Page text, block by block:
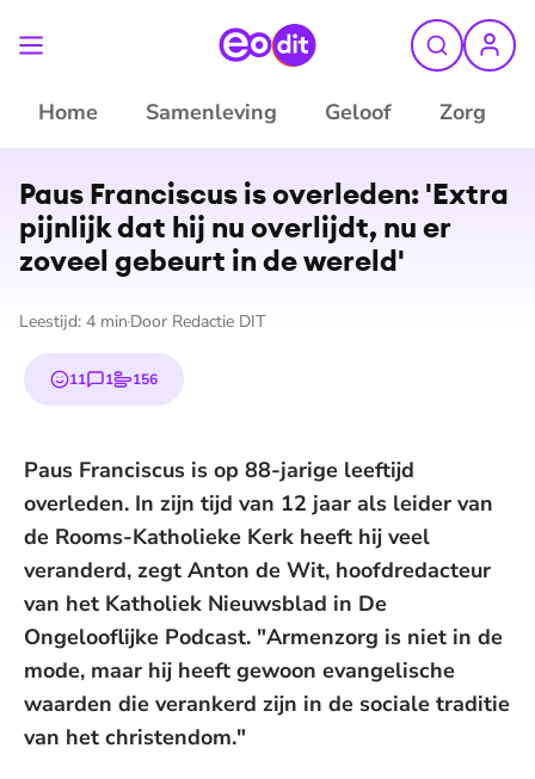
Home Samenleving Geloof Zorg
©
Paus Franciscus is overleden: 'Extra
pijnlijk dat hij nu overlijdt, nu er
zoveel gebeurt in de wereld'
Leestijd: 4 min Door Redactie DIT
11
emojis1
reactie156
stem
Paus Franciscus is op 88-jarige leeftijd
overleden. In zijn tijd van 12 jaar als leider van
de Rooms-Katholieke Kerk heeft hij veel
veranderd, zegt Anton de Wit, hoofdredacteur
van het Katholiek Nieuwsblad in De
Ongelooflijke Podcast. "Armenzorg is niet in de
mode, maar hij heeft gewoon evangelische
waarden die verankerd zijn in de sociale traditie
van het christendom."